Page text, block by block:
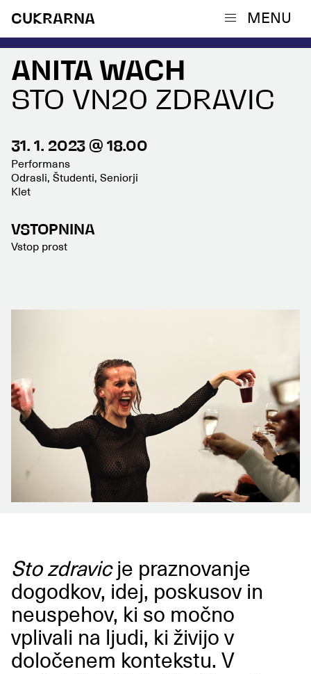
CUKRARNA MENU
ANITA WACH
STO VN20 ZDRAVIC
31. 1. 2023 @ 18.00
Performans
Odrasli, Študenti, Seniorji
Klet
VSTOPNINA
Vstop prost
Sto zdravicje praznovanje
dogodkov, idej, poskusov in
neuspehov, ki so močno
vplivali na ljudi, ki živijo v
določenem kontekstu. V